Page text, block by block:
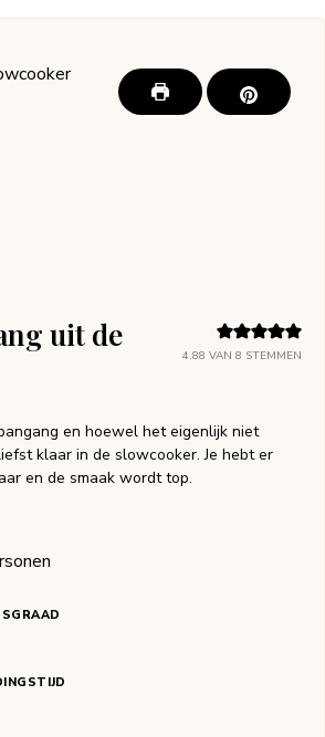
4.88 VAN 8 STEMMEN
uit de
en hoewel het eigenlijk niet
klaar in de slowcooker. Je hebt er
en de smaak wordt top.